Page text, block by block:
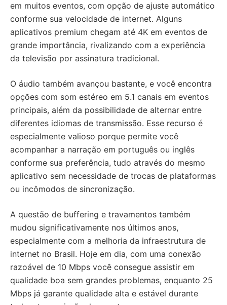
em muitos eventos, com opção de ajuste automático
conforme sua velocidade de internet. Alguns
aplicativos premium chegam até 4K em eventos de
grande importância, rivalizando com a experiência
da televisão por assinatura tradicional.
O áudio também avançou bastante, e você encontra
opções com som estéreo em 5.1 canais em eventos
principais, além da possibilidade de alternar entre
diferentes idiomas de transmissão. Esse recurso é
especialmente valioso porque permite você
acompanhar a narração em português ou inglês
conforme sua preferência, tudo através do mesmo
aplicativo sem necessidade de trocas de plataformas
ou incômodos de sincronização.
A questão de buffering e travamentos também
mudou significativamente nos últimos anos,
especialmente com a melhoria da infraestrutura de
internet no Brasil. Hoje em dia, com uma conexão
razoável de 10 Mbps você consegue assistir em
qualidade boa sem grandes problemas, enquanto 25
Mbps já garante qualidade alta e estável durante